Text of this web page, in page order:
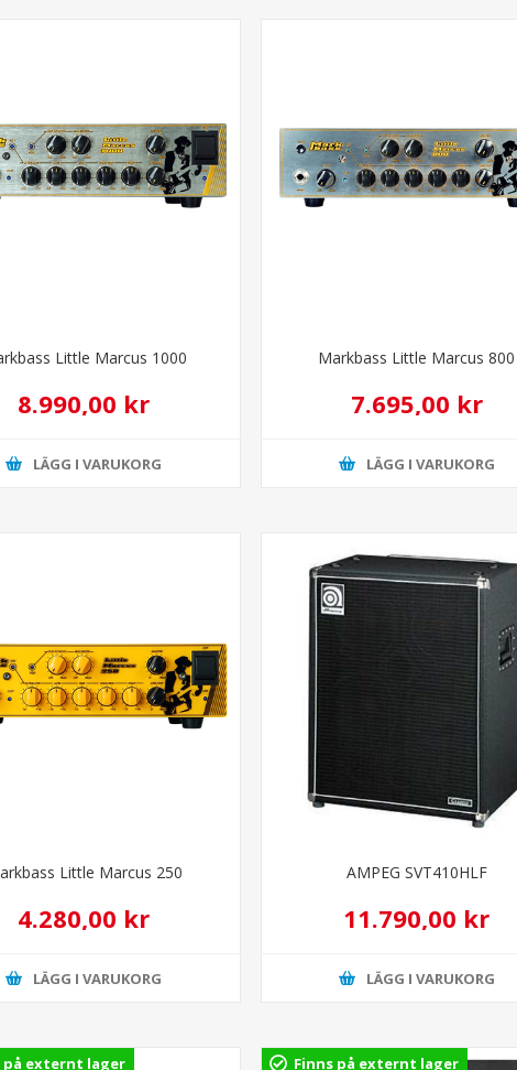
Little Marcus 1000
8.990,00 kr
LÄGG I VARUKORG
Markbass Little Marcus 800
7.695,00 kr
LÄGG I VARUKORG
Little Marcus 250
4.280,00 kr
LÄGG I VARUKORG
AMPEG SVT410HLF
11.790,00 kr
LÄGG I VARUKORG
på externt lager Finns på externt lager